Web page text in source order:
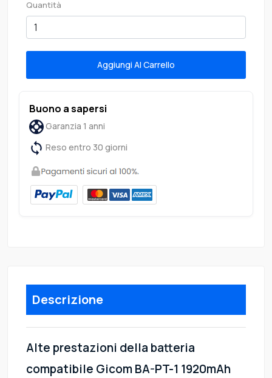
Quantità
Aggiungi Al Carrello
Buono a sapersi
Garanzia 1 anni
Reso entro 30 giorni
Descrizione
Alte prestazioni della batteria
compatibile Gicom BA-PT-1 1920mAh